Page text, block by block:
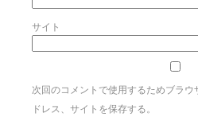
サイト
次回のコメントで使用するためブラ
ドレス、サイトを保存する。